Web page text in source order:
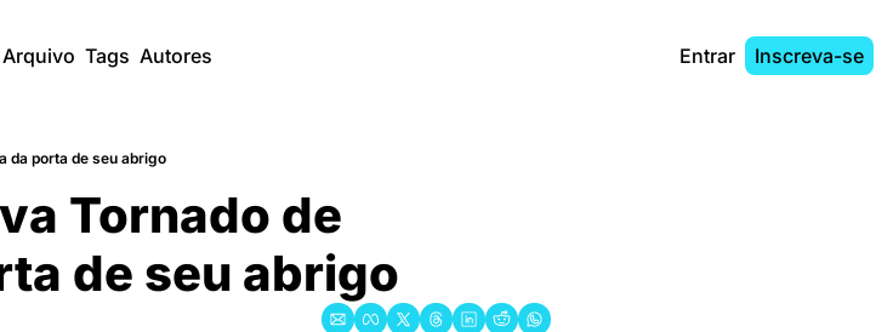
Arquivo Tags Autores Entrar Inscreva-se
da porta de seu abrigo
Tornado de
de seu abrigo